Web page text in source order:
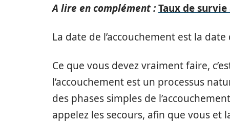
A lire en complément :Taux de
La date de l’accouchement est la date
Ce que vous devez vraiment faire,
l’accouchement est un processus
des phases simples de
appelez les secours, afin que vous et